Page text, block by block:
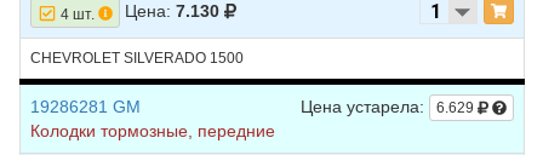
4 шт. Цена: 7.130
CHEVROLET SILVERADO 1500
Цена устарела: 6.629
19286281 GM
Колодки тормозные, передние